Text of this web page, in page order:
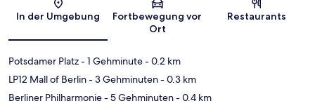
Karte
In der Umgebung
Fortbewegung vor
Ort
Restaurants
Potsdamer Platz- 1 Gehminute- 0.2 km
LP12 Mall of Berlin- 3 Gehminuten- 0.3 km
Berliner Philharmonie- 5 Gehminuten- 0.4 km